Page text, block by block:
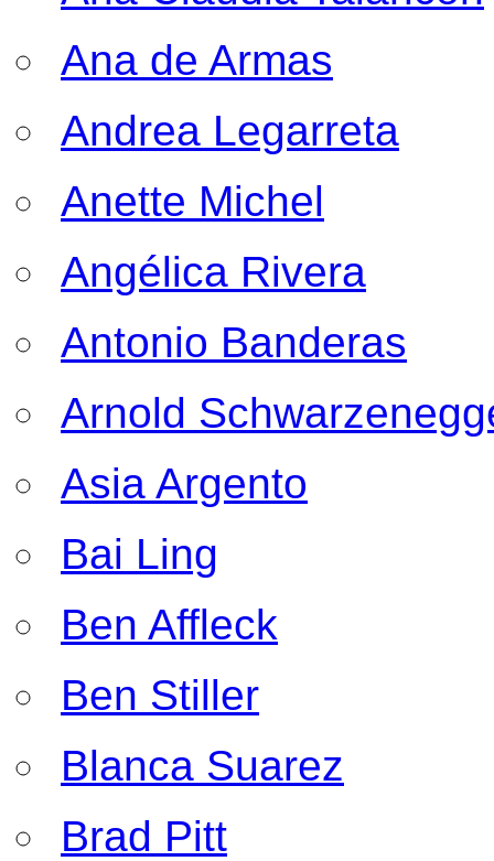
Ana de Armas
Andrea Legarreta
Anette Michel
Angélica Rivera
Antonio Banderas
Arnold
Asia Argento
Bai Ling
Ben Affleck
Ben Stiller
Blanca Suarez
Brad Pitt